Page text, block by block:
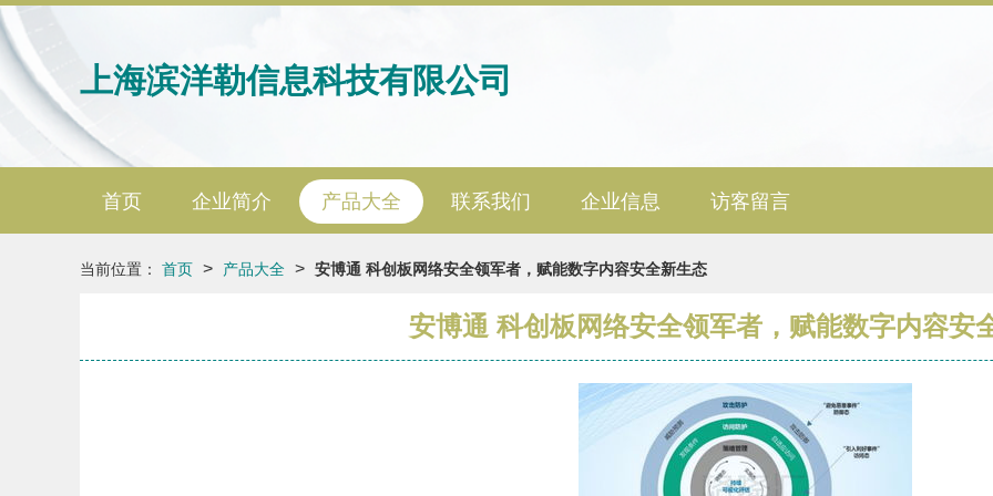
上海滨洋勒信息科技有限公司
首页 企业简介 产品大全 联系我们 企业信息 访客留言
当前位置： 首页 > 产品大全 > 安博通 科创板网络安全领军者，赋能数字内容安全新生态
安博通 科创板网络安全领军者，赋能数字内容安